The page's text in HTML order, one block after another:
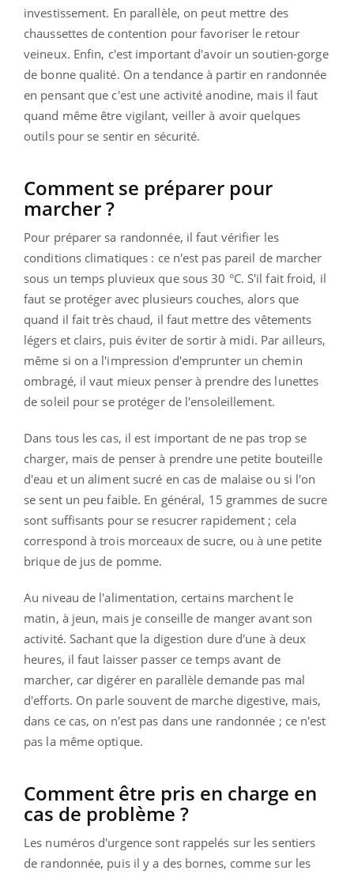
investissement. En parallèle, on peut mettre des
chaussettes de contention pour favoriser le retour
veineux. Enfin, c'est important d'avoir un soutien-gorge
de bonne qualité. On a tendance à partir en randonnée
en pensant que c'est une activité anodine, mais il faut
quand même être vigilant, veiller à avoir quelques
outils pour se sentir en sécurité.
Comment se préparer pour
marcher ?
Pour préparer sa randonnée, il faut vérifier les
conditions climatiques : ce n'est pas pareil de marcher
sous un temps pluvieux que sous 30 °C. S'il fait froid, il
faut se protéger avec plusieurs couches, alors que
quand il fait très chaud, il faut mettre des vêtements
légers et clairs, puis éviter de sortir à midi. Par ailleurs,
même si on a l'impression d'emprunter un chemin
ombragé, il vaut mieux penser à prendre des lunettes
de soleil pour se protéger de l'ensoleillement.
Dans tous les cas, il est important de ne pas trop se
charger, mais de penser à prendre une petite bouteille
d'eau et un aliment sucré en cas de malaise ou si l'on
se sent un peu faible. En général, 15 grammes de sucre
sont suffisants pour se resucrer rapidement ; cela
correspond à trois morceaux de sucre, ou à une petite
brique de jus de pomme.
Au niveau de l'alimentation, certains marchent le
matin, à jeun, mais je conseille de manger avant son
activité. Sachant que la digestion dure d'une à deux
heures, il faut laisser passer ce temps avant de
marcher, car digérer en parallèle demande pas mal
d'efforts. On parle souvent de marche digestive, mais,
dans ce cas, on n'est pas dans une randonnée ; ce n'est
pas la même optique.
Comment être pris en charge en
cas de problème ?
Les numéros d'urgence sont rappelés sur les sentiers
de randonnée, puis il y a des bornes, comme sur les